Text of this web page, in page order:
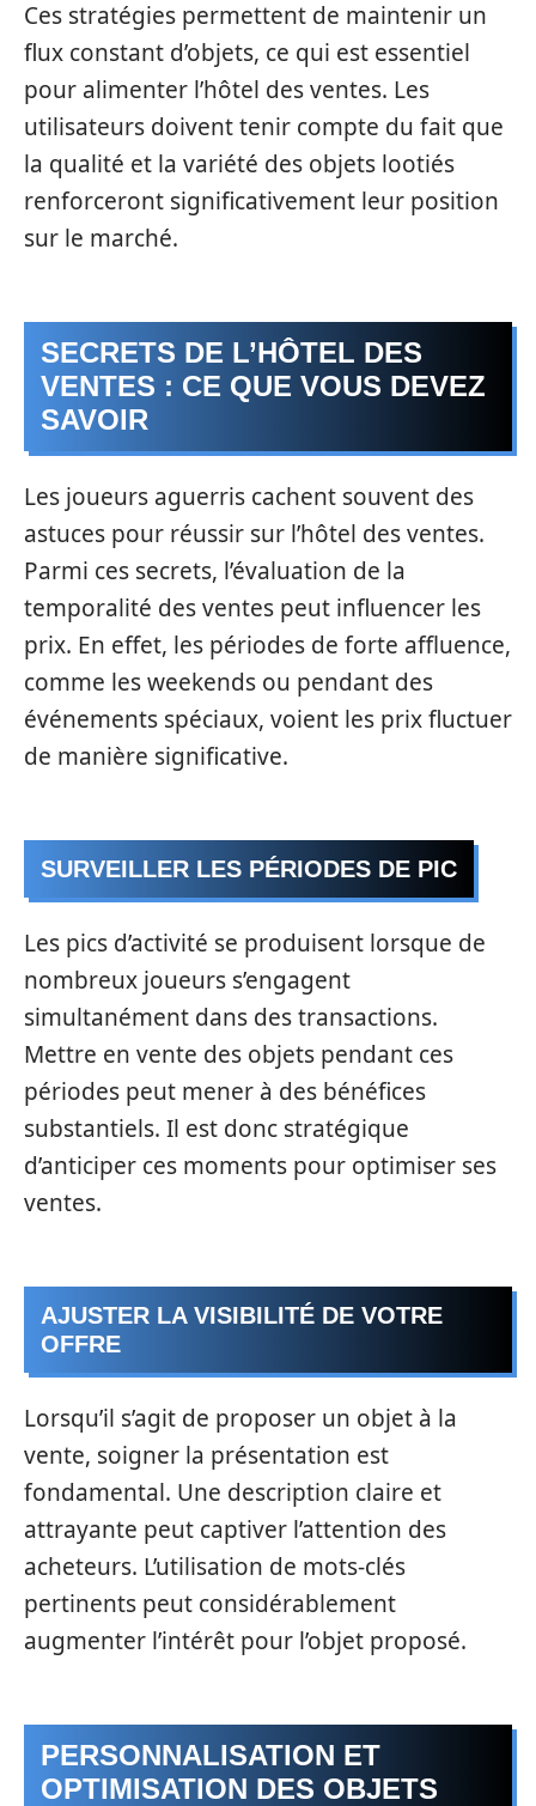
Ces stratégies permettent de maintenir un
flux constant d’objets, ce qui est essentiel
pour alimenter l’hôtel des ventes. Les
utilisateurs doivent tenir compte du fait que
la qualité et la variété des objets lootiés
renforceront significativement leur position
sur le marché.
SECRETS DE L’HÔTEL DES
VENTES : CE QUE VOUS DEVEZ
SAVOIR
Les joueurs aguerris cachent souvent des
astuces pour réussir sur l’hôtel des ventes.
Parmi ces secrets, l’évaluation de la
temporalité des ventes peut influencer les
prix. En effet, les périodes de forte affluence,
comme les weekends ou pendant des
événements spéciaux, voient les prix fluctuer
de manière significative.
SURVEILLER LES PÉRIODES DE PIC
Les pics d’activité se produisent lorsque de
nombreux joueurs s’engagent
simultanément dans des transactions.
Mettre en vente des objets pendant ces
périodes peut mener à des bénéfices
substantiels. Il est donc stratégique
d’anticiper ces moments pour optimiser ses
ventes.
AJUSTER LA VISIBILITÉ DE VOTRE
OFFRE
Lorsqu’il s’agit de proposer un objet à la
vente, soigner la présentation est
fondamental. Une description claire et
attrayante peut captiver l’attention des
acheteurs. L’utilisation de mots-clés
pertinents peut considérablement
augmenter l’intérêt pour l’objet proposé.
PERSONNALISATION ET
OPTIMISATION DES OBJETS